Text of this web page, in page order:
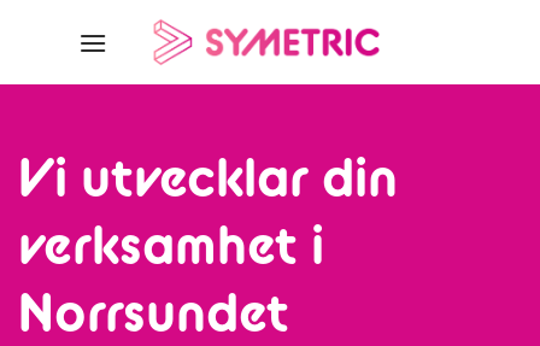
Vi utvecklar din
verksamhet i
Norrsundet